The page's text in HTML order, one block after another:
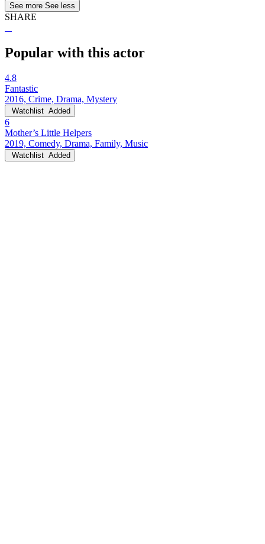
See more See less
SHARE
Popular with this actor
4.8
Fantastic
2016, Crime, Drama, Mystery
Watchlist Added
6
Mother’s Little Helpers
2019, Comedy, Drama, Family, Music
Watchlist Added